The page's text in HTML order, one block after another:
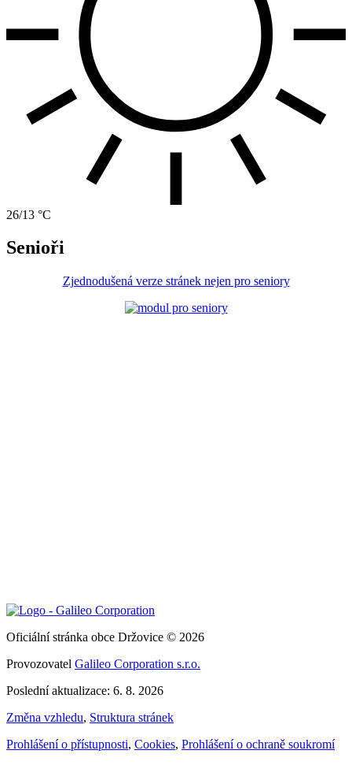
26/13 °C
Senioři
Zjednodušená verze stránek nejen pro seniory
Oficiální stránka obce Držovice © 2026
Provozovatel Galileo Corporation s.r.o.
Poslední aktualizace: 6. 8. 2026
Změna vzhledu, Struktura stránek
Prohlášení o přístupnosti, Cookies, Prohlášení o ochraně soukromí